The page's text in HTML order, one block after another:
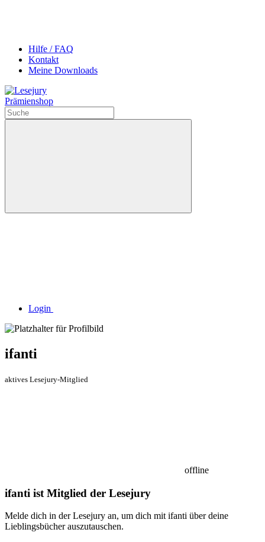
Hilfe / FAQ
Kontakt
Meine Downloads
Prämienshop
Login
ifanti
aktives Lesejury-Mitglied
offline
ifanti ist Mitglied der Lesejury
Melde dich in der Lesejury an, um dich mit ifanti über deine
Lieblingsbücher auszutauschen.